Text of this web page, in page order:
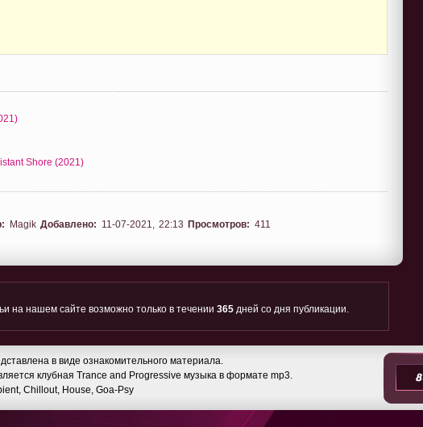
Shore (2021)
Magik Добавлено: 11-07-2021, 22:13 Просмотров: 411
на нашем сайте возможно только в течении 365 дней со дня публикации.
в виде ознакомительного материала.
клубная Trance and Progressive музыка в формате mp3.
Chillout, House, Goa-Psy